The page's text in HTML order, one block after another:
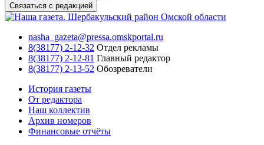
Связаться с редакцией
nasha_gazeta@pressa.omskportal.ru
8(38177) 2-12-32 Отдел рекламы
8(38177) 2-12-81 Главный редактор
8(38177) 2-13-52 Обозреватели
История газеты
От редактора
Наш коллектив
Архив номеров
Финансовые отчёты